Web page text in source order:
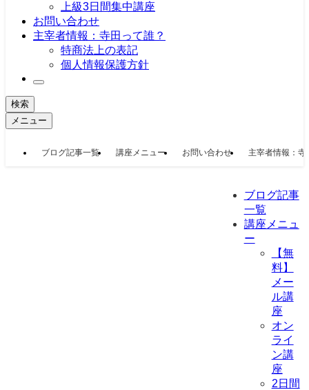
上級3日間集中講座
お問い合わせ
主宰者情報：寺田って誰？
特商法上の表記
個人情報保護方針
検索
メニュー
ブログ記事一覧 講座メニュー お問い合わせ 主宰者情報：寺
ブログ記事
一覧
講座メニュ
ー
【無
料】
メー
ル講
座
オン
ライ
ン講
座
2日間